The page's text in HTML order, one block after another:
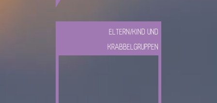
ELTERN/KIND UND
KRABBELGRUPPEN